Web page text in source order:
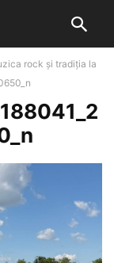
rock și tradiția la